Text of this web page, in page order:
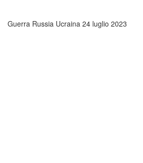
Guerra Russia Ucraina 24 luglio 2023